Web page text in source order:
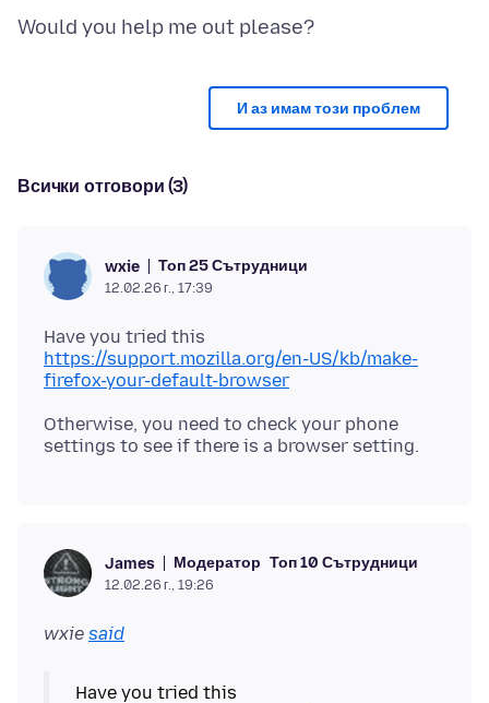
И аз имам този проблем
Всички отговори (3)
wxie Топ 25 Сътрудници
12.02.26 г., 17:39
https://support.mozilla.org/en-US/kb/make-
firefox-your-default-browser
Otherwise, you need to check your phone
James Модератор Топ 10 Сътрудници
12.02.26 г., 19:26
wxie said